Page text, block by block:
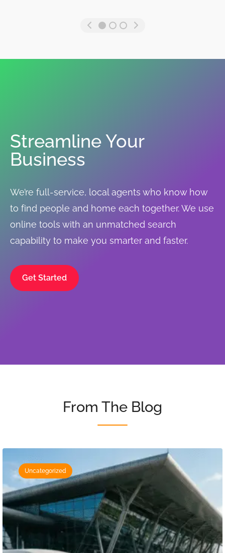
Streamline Your
Business
We’re full-service, local agents who know how
to find people and home each together. We use
online tools with an unmatched search
capability to make you smarter and faster.
Get Started
From The Blog
Uncategorized